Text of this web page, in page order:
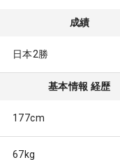
成績
日本2勝
基本情報 経歴
177cm
67kg